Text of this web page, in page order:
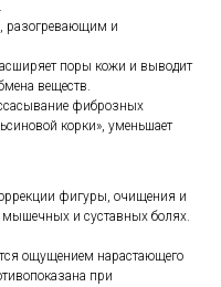
разогревающим и
поры кожи и выводит
веществ.
фиброзных
корки», уменьшает
фигуры, очищения и
мышечных и суставных болях.
ощущением нарастающего
при